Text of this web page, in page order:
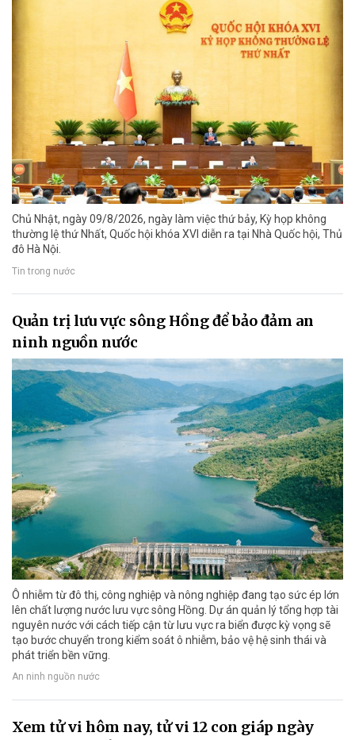
Chủ Nhật, ngày 09/8/2026, ngày làm việc thứ bảy, Kỳ họp không
thường lệ thứ Nhất, Quốc hội khóa XVI diễn ra tại Nhà Quốc hội, Thủ
đô Hà Nội.
Tin trong nước
Quản trị lưu vực sông Hồng để bảo đảm an
ninh nguồn nước
Ô nhiễm từ đô thị, công nghiệp và nông nghiệp đang tạo sức ép lớn
lên chất lượng nước lưu vực sông Hồng. Dự án quản lý tổng hợp tài
nguyên nước với cách tiếp cận từ lưu vực ra biển được kỳ vọng sẽ
tạo bước chuyển trong kiểm soát ô nhiễm, bảo vệ hệ sinh thái và
phát triển bền vững.
An ninh nguồn nước
Xem tử vi hôm nay, tử vi 12 con giáp ngày